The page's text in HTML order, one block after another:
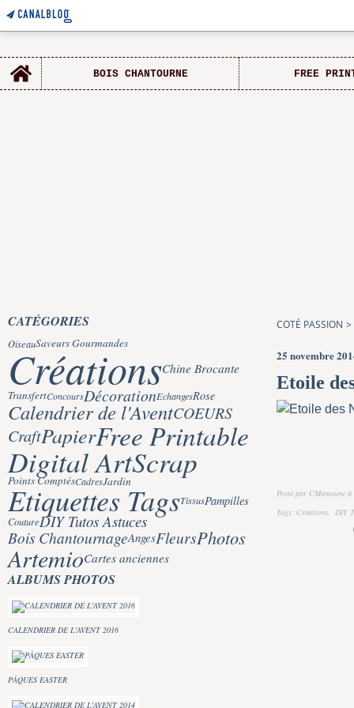
Home
BOIS CHANTOURNE
FREE
CATÉGORIES
OiseauSaveurs Gourmandes
CréationsChine Brocante
TransfertConcoursDécorationEchangesRose
Calendrier de l'AventCOEURS
CraftPapierFree Printable
Digital ArtScrap
Points ComptésCadresJardin
Etiquettes TagsTissusPampilles
CoutureDIY Tutos Astuces
Bois ChantournageAngesFleursPhotos
ArtemioCartes anciennes
ALBUMS PHOTOS
CALENDRIER DE L'AVENT 2016
PÂQUES EASTER
COTÉ PASSION >
25 novembre
Etoile
Posté par CMamoune
Tags: Créations, DIY